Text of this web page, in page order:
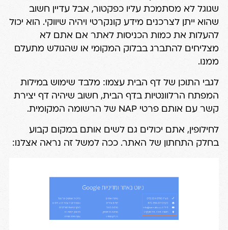
שגוגל לא מסתמכת עליו כפקטור, אבל עדיין חשוב
שהוא ייתן לצרכנים מידע קונקרטי ויהיה שיווקי. הוא יכול
להעלות את כמות הכניסות לאתר אם אתם לא
מצליחים להתברג בבלוק המקומי או שהגולש מתעלם
ממנו.
לגבי התוכן של דף הבית עצמו: מלבד שימוש במילות
המפתח הרלוונטיות בדף הבית, חשוב שיהיה דף יצירת
קשר עם אותם פרטי NAP של הרשומה המקומית.
לחילופין, אתם יכולים גם לשים אותם במקום קבוע
בחלק התחתון של האתר. ככה למשל זה נראה אצלנו: